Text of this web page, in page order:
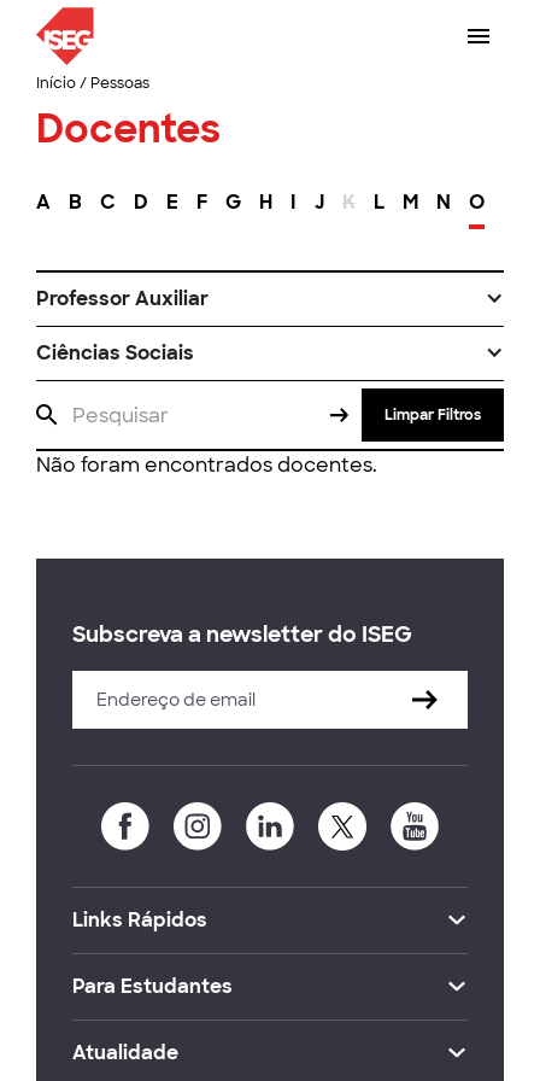
Início/ Pessoas
Docentes
A B C D E F G H I J K L M N O
Professor Auxiliar
Ciências Sociais
Limpar Filtros
Não foram encontrados docentes.
Subscreva a newsletter do ISEG
Links Rápidos
Para Estudantes
Atualidade